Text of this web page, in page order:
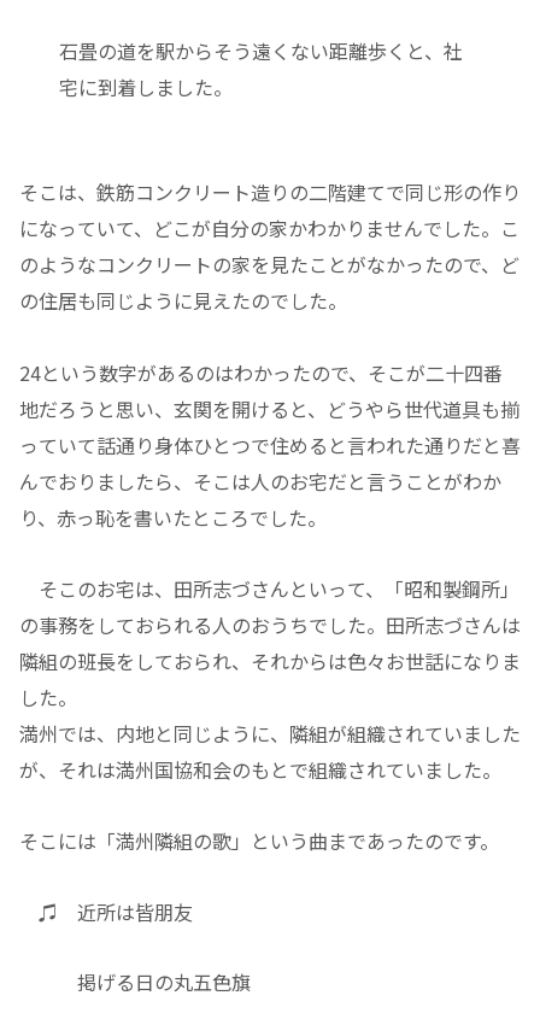
石畳の道を駅からそう遠くない距離歩くと、社
宅に到着しました。
そこは、鉄筋コンクリート造りの二階建てで同じ形の作り
になっていて、どこが自分の家かわかりませんでした。こ
のようなコンクリートの家を見たことがなかったので、ど
の住居も同じように見えたのでした。
24という数字があるのはわかったので、そこが二十四番
地だろうと思い、玄関を開けると、どうやら世代道具も揃
っていて話通り身体ひとつで住めると言われた通りだと喜
んでおりましたら、そこは人のお宅だと言うことがわか
り、赤っ恥を書いたところでした。
そこのお宅は、田所志づさんといって、「昭和製鋼所」
の事務をしておられる人のおうちでした。田所志づさんは
隣組の班長をしておられ、それからは色々お世話になりま
した。
満州では、内地と同じように、隣組が組織されていました
が、それは満州国協和会のもとで組織されていました。
そこには「満州隣組の歌」という曲まであったのです。
♫ 近所は皆朋友
掲げる日の丸五色旗